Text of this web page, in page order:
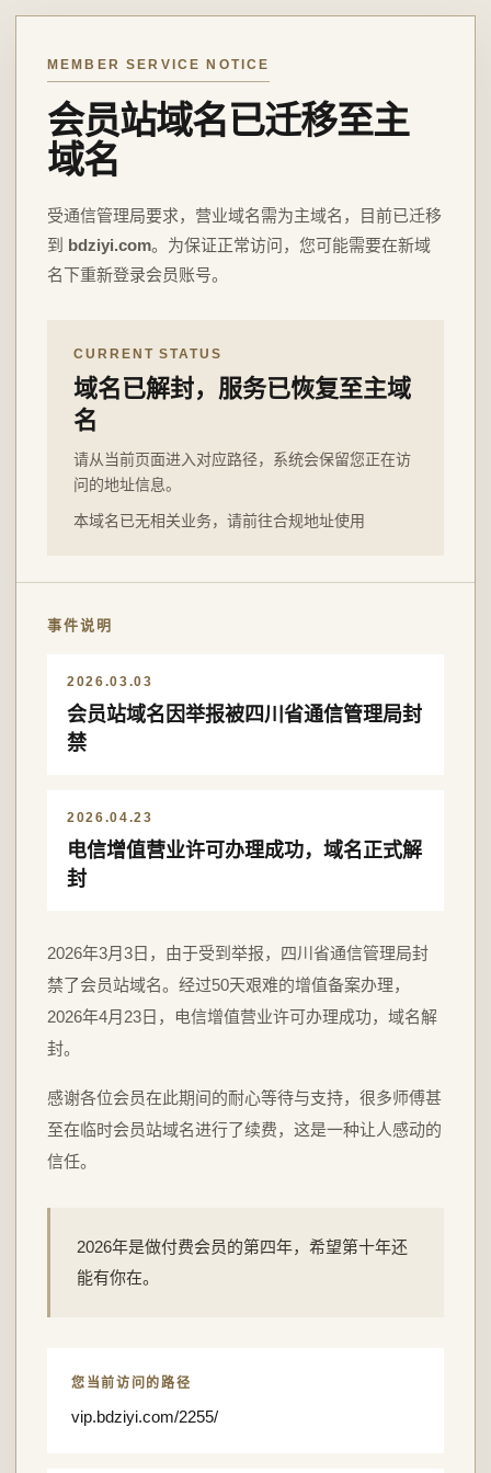
MEMBER SERVICE NOTICE
会员站域名已迁移至主
域名
受通信管理局要求，营业域名需为主域名，目前已迁移
到 bdziyi.com。为保证正常访问，您可能需要在新域
名下重新登录会员账号。
CURRENT STATUS
域名已解封，服务已恢复至主域
名
请从当前页面进入对应路径，系统会保留您正在访
问的地址信息。
本域名已无相关业务，请前往合规地址使用
事件说明
2026.03.03
会员站域名因举报被四川省通信管理局封
禁
2026.04.23
电信增值营业许可办理成功，域名正式解
封
2026年3月3日，由于受到举报，四川省通信管理局封
禁了会员站域名。经过50天艰难的增值备案办理，
2026年4月23日，电信增值营业许可办理成功，域名解
封。
感谢各位会员在此期间的耐心等待与支持，很多师傅甚
至在临时会员站域名进行了续费，这是一种让人感动的
信任。
2026年是做付费会员的第四年，希望第十年还
能有你在。
您当前访问的路径
vip.bdziyi.com/2255/